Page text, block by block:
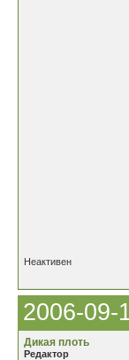
Неактивен
2006-09-
Дикая плоть
Редактор